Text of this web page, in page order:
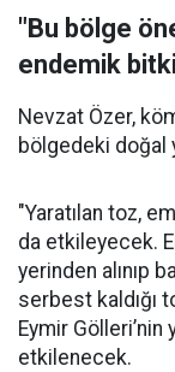
"Bu bölge
endemik
Nevzat Özer,
bölgedeki doğal
"Yaratılan toz,
da etkileyecek.
yerinden alınıp
serbest kaldığı
Eymir
etkilenecek.